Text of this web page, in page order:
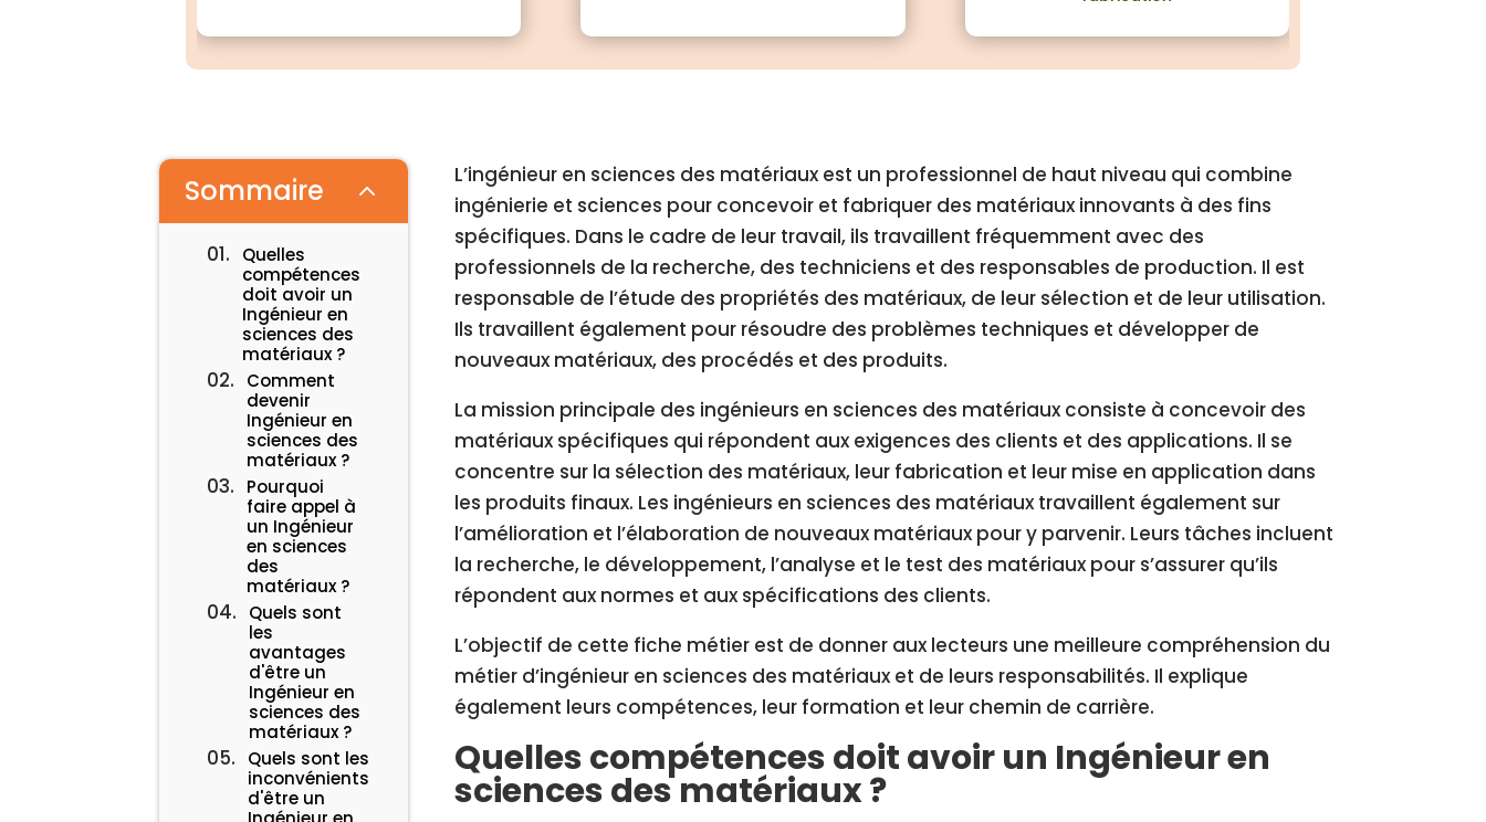
Sommaire 2
Quelles
compétences
doit avoir un
Ingénieur en
sciences des
matériaux ?
Comment
devenir
Ingénieur en
sciences des
matériaux ?
Pourquoi
faire appel à
un Ingénieur
en sciences
des
matériaux ?
Quels sont
les
avantages
d'être un
Ingénieur en
sciences des
matériaux ?
Quels sont les
inconvénients
d'être un
L’ingénieur en sciences des matériaux est un professionnel de haut niveau qui combine
ingénierie et sciences pour concevoir et fabriquer des matériaux innovants à des fins
spécifiques. Dans le cadre de leur travail, ils travaillent fréquemment avec des
professionnels de la recherche, des techniciens et des responsables de production. Il est
responsable de l’étude des propriétés des matériaux, de leur sélection et de leur utilisation.
Ils travaillent également pour résoudre des problèmes techniques et développer de
nouveaux matériaux, des procédés et des produits.
La mission principale des ingénieurs en sciences des matériaux consiste à concevoir des
matériaux spécifiques qui répondent aux exigences des clients et des applications. Il se
concentre sur la sélection des matériaux, leur fabrication et leur mise en application dans
les produits finaux. Les ingénieurs en sciences des matériaux travaillent également sur
l’amélioration et l’élaboration de nouveaux matériaux pour y parvenir. Leurs tâches incluent
la recherche, le développement, l’analyse et le test des matériaux pour s’assurer qu’ils
répondent aux normes et aux spécifications des clients.
L’objectif de cette fiche métier est de donner aux lecteurs une meilleure compréhension du
métier d’ingénieur en sciences des matériaux et de leurs responsabilités. Il explique
également leurs compétences, leur formation et leur chemin de carrière.
Quelles compétences doit avoir un Ingénieur en
sciences des matériaux ?